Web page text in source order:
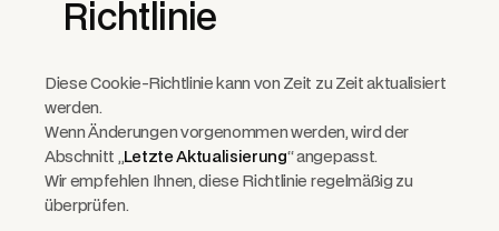
Richtlinie
Diese Cookie-Richtlinie kann von Zeit zu Zeit aktualisiert
werden.
Wenn Änderungen vorgenommen werden, wird der
Abschnitt „Letzte Aktualisierung“ angepasst.
Wir empfehlen Ihnen, diese Richtlinie regelmäßig zu
überprüfen.